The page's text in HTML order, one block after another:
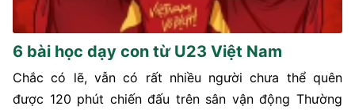
6 bài học dạy con từ U23 Việt Nam
Chắc có lẽ, vẫn có rất nhiều người chưa thể quên
được 120 phút chiến đấu trên sân vận động Thường